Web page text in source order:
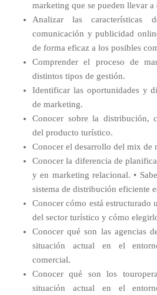
marketing que se pueden llevar a
Analizar las características
comunicación y publicidad
de forma eficaz a los posibles
Comprender el proceso de
distintos tipos de gestión.
Identificar las oportunidades y
de marketing.
Conocer sobre la distribución,
del producto turístico.
Conocer el desarrollo del mix de
Conocer la diferencia de
y en marketing relacional. •
sistema de distribución eficiente
Conocer cómo está estructurado
del sector turístico y cómo
Conocer qué son las agencias
situación actual en el
comercial.
Conocer qué son los
situación actual en el